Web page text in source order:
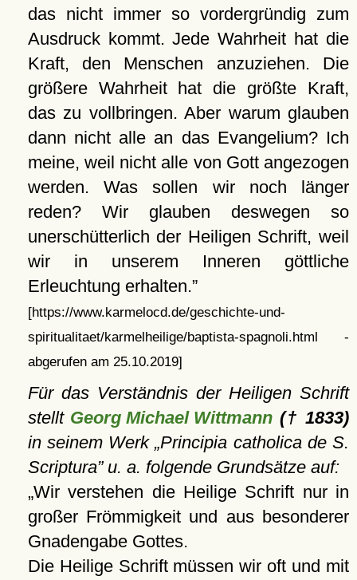
das nicht immer so vordergründig zum
Ausdruck kommt. Jede Wahrheit hat die
Kraft, den Menschen anzuziehen. Die
größere Wahrheit hat die größte Kraft,
das zu vollbringen. Aber warum glauben
dann nicht alle an das Evangelium? Ich
meine, weil nicht alle von Gott angezogen
werden. Was sollen wir noch länger
reden? Wir glauben deswegen so
unerschütterlich der Heiligen Schrift, weil
wir in unserem Inneren göttliche
Erleuchtung erhalten.
[https://www.karmelocd.de/geschichte-und-
spiritualitaet/karmelheilige/baptista-spagnoli.html -
abgerufen am 25.10.2019]
Für das Verständnis der Heiligen Schrift
stellt Georg Michael Wittmann († 1833)
in seinem Werk Principia catholica de S.
Scriptura u. a. folgende Grundsätze auf:
Wir verstehen die Heilige Schrift nur in
großer Frömmigkeit und aus besonderer
Gnadengabe Gottes.
Die Heilige Schrift müssen wir oft und mit